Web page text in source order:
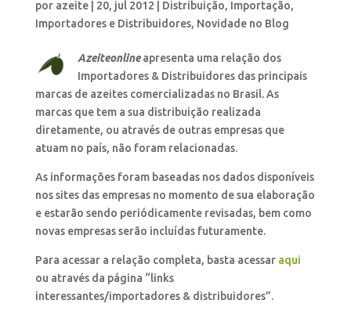
por azeite| 20, jul 2012 Distribuição, Importação,
Importadores e Distribuidores, Novidade no Blog
Azeiteonlineapresenta uma relação dos
Importadores & Distribuidores das principais
marcas de azeites comercializadas no Brasil. As
marcas que tem a sua distribuição realizada
diretamente, ou através de outras empresas que
atuam no país, não foram relacionadas.
As informações foram baseadas nos dados disponíveis
nos sites das empresas no momento de sua elaboração
e estarão sendo periódicamente revisadas, bem como
novas empresas serão incluídas futuramente.
Para acessar a relação completa, basta acessar aqui
ou através da página “links
interessantes/importadores & distribuidores”.